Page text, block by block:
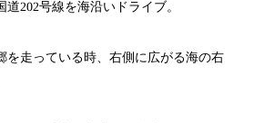
道202号線を海沿いドライブ。
を走っている時、右側に広がる海の右